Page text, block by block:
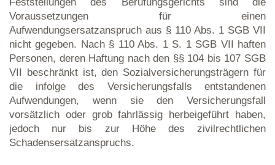
Voraussetzungen für einen
Aufwendungsersatzanspruch aus § 110 Abs. 1 SGB VII
nicht gegeben. Nach § 110 Abs. 1 S. 1 SGB VII haften
Personen, deren Haftung nach den §§ 104 bis 107 SGB
VII beschränkt ist, den Sozialversicherungsträgern für
die infolge des Versicherungsfalls entstandenen
Aufwendungen, wenn sie den Versicherungsfall
vorsätzlich oder grob fahrlässig herbeigeführt haben,
jedoch nur bis zur Höhe des zivilrechtlichen
Schadensersatzanspruchs.